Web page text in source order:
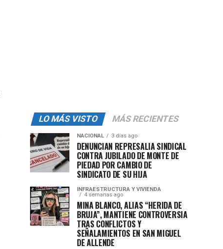
LO MÁS VISTO MÁS RECIENTES
NACIONAL 3 días ago
DENUNCIAN REPRESALIA SINDICAL
CONTRA JUBILADO DE MONTE DE
PIEDAD POR CAMBIO DE
SINDICATO DE SU HIJA
INFRAESTRUCTURA Y VIVIENDA
4 semanas ago
MINA BLANCO, ALIAS “HERIDA DE
BRUJA”, MANTIENE CONTROVERSIA
TRAS CONFLICTOS Y
SEÑALAMIENTOS EN SAN MIGUEL
DE ALLENDE